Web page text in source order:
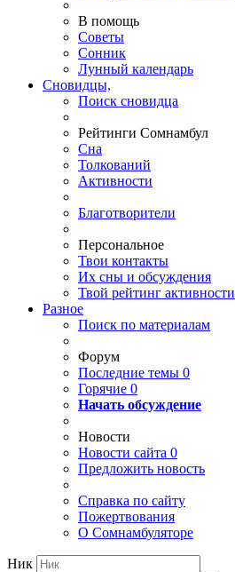
В помощь
Советы
Сонник
Лунный календарь
Сновидцы,
Поиск сновидца
Рейтинги Сомнамбул
Сна
Толкований
Активности
Благотворители
Персональное
Твои контакты
Их сны и обсуждения
Твой рейтинг активности
Разное
Поиск по материалам
Форум
Последние темы 0
Горячие 0
Начать обсуждение
Новости
Новости сайта 0
Предложить новость
Справка по сайту
Пожертвования
О Сомнамбуляторе
Ник